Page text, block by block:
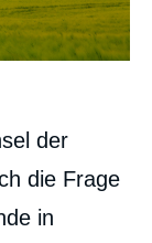
der
die Frage
in